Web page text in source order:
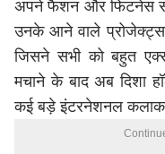
अपने फैशन और फिटनेस से
उनके आने वाले
जिसने सभी को बहुत
मचाने के बाद अब दिशा
कई बड़े इंटरनेशनल